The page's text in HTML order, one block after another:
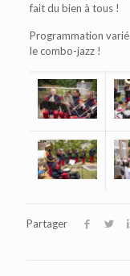
fait du bien à tous !
Programmation
le combo-jazz !
Partager